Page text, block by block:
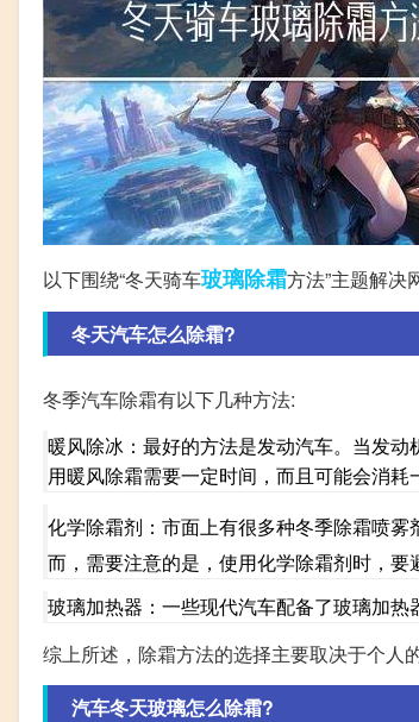
以下围绕“冬天骑车玻璃除霜方法”主题解决
冬天汽车怎么除霜?
冬季汽车除霜有以下几种方法:
暖风除冰：最好的方法是发动汽车。当发
用暖风除霜需要一定时间，而且可能会消耗
化学除霜剂：市面上有很多种冬季除霜喷雾
而，需要注意的是，使用化学除霜剂时，要
玻璃加热器：一些现代汽车配备了玻璃加热
综上所述，除霜方法的选择主要取决于个人
汽车冬天玻璃怎么除霜?